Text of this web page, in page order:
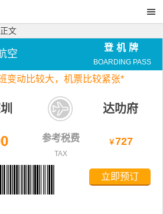
文
空
登机牌
BOARDING PASS
变动比较大， 机票比较紧张*
达叻府
参考税费
TAX
￥727
立即预订